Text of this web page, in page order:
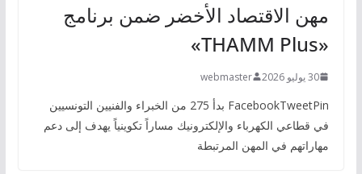
مهن الاقتصاد الأخضر ضمن برنامج
«THAMM Plus»
30 يوليو 2026 webmaster
FacebookTweetPin بدأ 275 من الخبراء والفنيين التونسيين
في قطاعي الكهرباء والإلكترونيك مساراً تكوينياً يهدف إلى دعم
مهاراتهم في المهن المرتبطة